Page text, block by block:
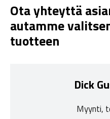
Ota yhteyttä
autamme
tuotteen
Dick
Myynti,